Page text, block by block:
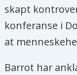
skapt
konferanse i
at
Barrot har